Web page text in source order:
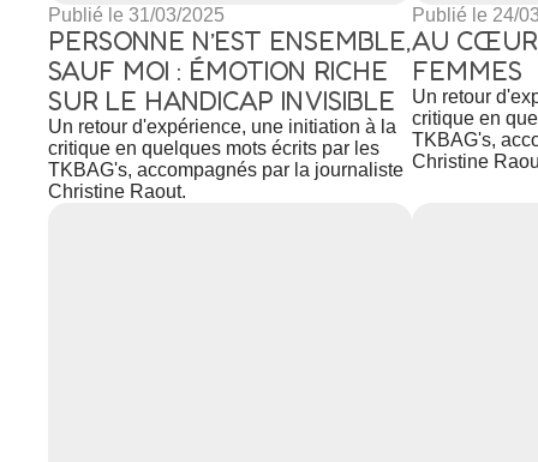
Publié le 31/03/2025
PERSONNE N’EST ENSEMBLE,
SAUF MOI : ÉMOTION RICHE
SUR LE HANDICAP INVISIBLE
Un retour d'expérience, une initiation à la
critique en quelques mots écrits par les
TKBAG's, accompagnés par la journaliste
Christine Raout.
Publié le 24/
AU CŒUR
FEMMES
Un retour
critique en
TKBAG's,
Christine